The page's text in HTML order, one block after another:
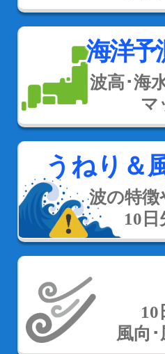
海洋予
波高･海
マ
うねり＆
波の特徴
10
10
風向